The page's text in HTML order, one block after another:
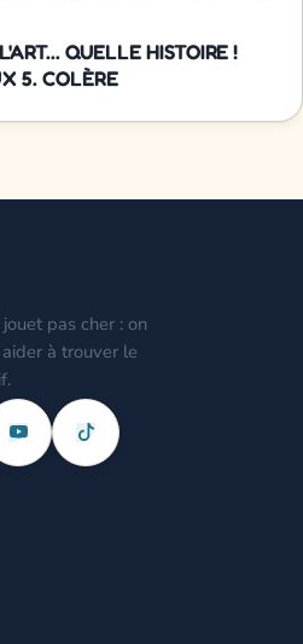
QUELLE HISTOIRE !
5. COLÈRE
pas cher : on
à trouver le